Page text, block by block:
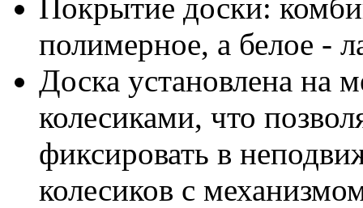
Покрытие доски:
полимерное, а белое -
Доска установлена на
колесиками, что
фиксировать в
колесиков с